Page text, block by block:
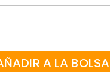
A LA BOLSA